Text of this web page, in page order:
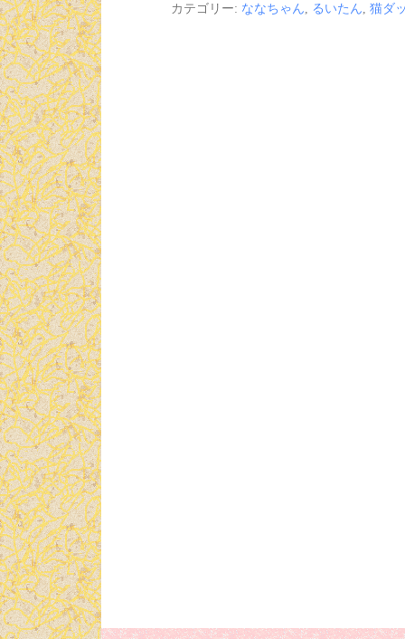
カテゴリー: ななちゃん, るいたん, 猫ダ